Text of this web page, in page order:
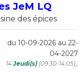
JeM LQ
des épices
du 10-09-2026 au 22-
04-2027
14Jeudi(s)(09:30-14:05)_